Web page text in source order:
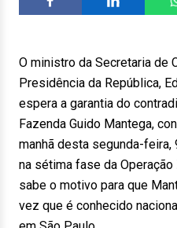
O ministro da Secretaria de
Presidência da República,
espera a garantia do
Fazenda Guido Mantega,
manhã desta segunda-
na sétima fase da
sabe o motivo para que
vez que é conhecido